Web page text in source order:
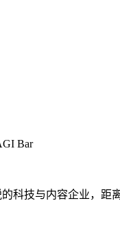
Bar
科技与内容企业，距